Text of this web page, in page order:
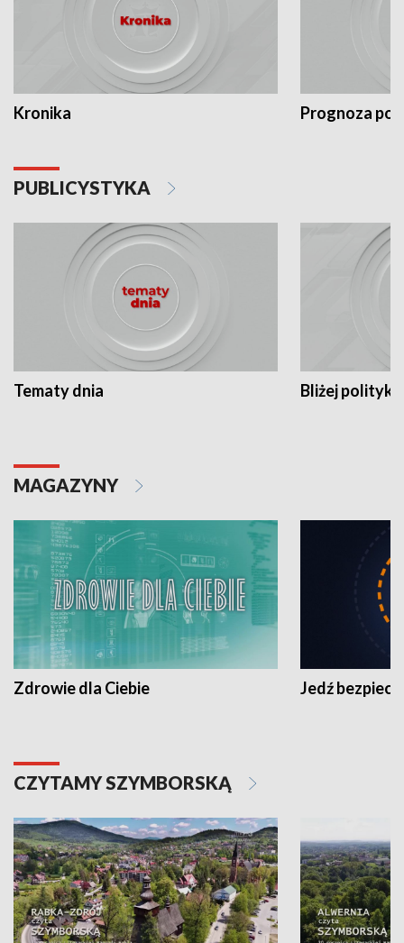
Kronika Prognoza
PUBLICYSTYKA
Tematy dnia Bliżej polityki
MAGAZYNY
Zdrowie dla Ciebie Jedź
CZYTAMY SZYMBORSKĄ